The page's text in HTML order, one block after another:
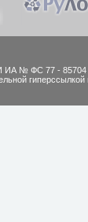
ИА № ФС 77 - 85704
гиперссылкой